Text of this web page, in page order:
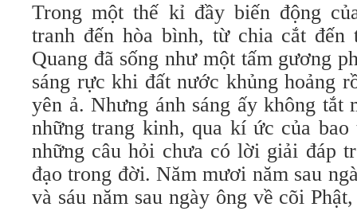
Trong một thế kỉ đầy biến động
tranh đến hòa bình, từ chia cắt đến
Quang đã sống như một tấm gương
sáng rực khi đất nước khủng hoảng
yên ả. Nhưng ánh sáng ấy không tắt
những trang kinh, qua kí ức của
những câu hỏi chưa có lời giải đáp
đạo trong đời. Năm mươi năm sau
và sáu năm sau ngày ông về cõi